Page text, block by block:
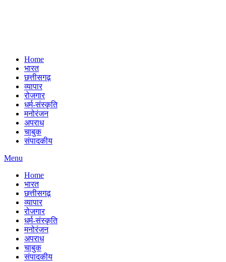
Home
भारत
छत्तीसगढ़
व्यापार
रोजगार
धर्म-संस्कृति
मनोरंजन
अपराध
चाबुक
संपादकीय
Menu
Home
भारत
छत्तीसगढ़
व्यापार
रोजगार
धर्म-संस्कृति
मनोरंजन
अपराध
चाबुक
संपादकीय